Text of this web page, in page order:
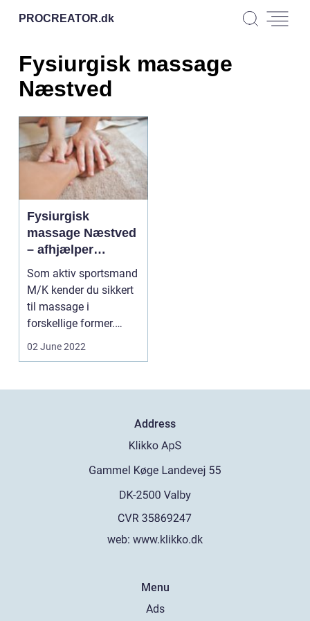
PROCREATOR.dk
Fysiurgisk massage
Næstved
Fysiurgisk
massage Næstved
– afhjælper
idrætsskader
Som aktiv sportsmand
M/K kender du sikkert
til massage i
forskellige former.
Massage kan være
02 June 2022
Address
web: www.klikko.dk
Menu
Ads